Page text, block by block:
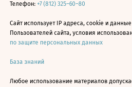
Телефон: +7 (812) 325–60–80
Сайт использует IP адреса, cookie и
Пользователей сайта, условия
по защите персональных данных
База знаний
Любое использование материалов